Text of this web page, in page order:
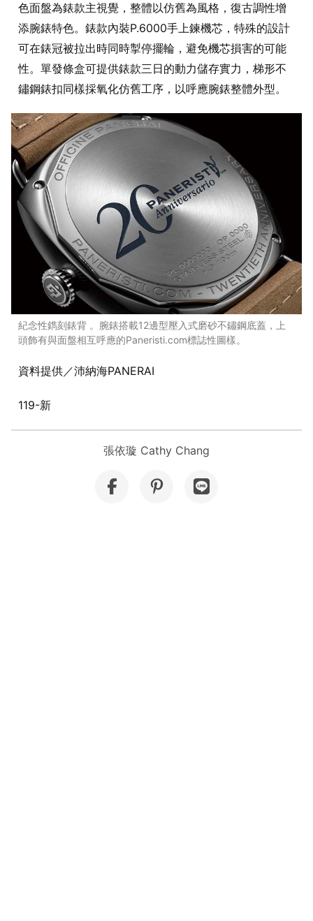
色面盤為錶款主視覺，整體以仿舊為風格，復古調性增
添腕錶特色。錶款內裝P.6000手上鍊機芯，特殊的設計
可在錶冠被拉出時同時掣停擺輪，避免機芯損害的可能
性。單發條盒可提供錶款三日的動力儲存實力，梯形不
鏽鋼錶扣同樣採氧化仿舊工序，以呼應腕錶整體外型。
紀念性鐫刻錶背 。腕錶搭載12邊型壓入式磨砂不鏽鋼底蓋，上
頭飾有與面盤相互呼應的Paneristi.com標誌性圖樣。
資料提供／沛納海PANERAI
119-新
張依璇 Cathy Chang